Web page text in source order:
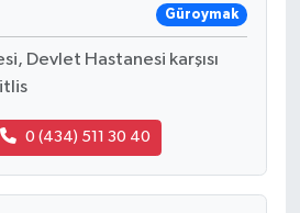
Güroymak
Devlet Hastanesi karşısı
0 (434) 511 30 40